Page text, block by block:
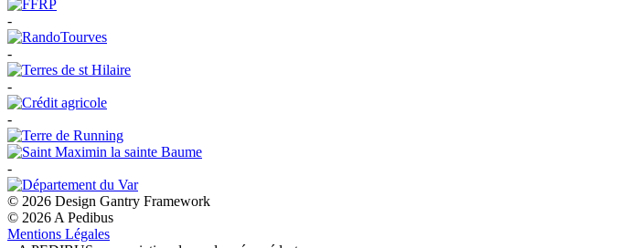
-
-
-
-
-
© 2026 Design Gantry Framework
© 2026 A Pedibus
Mentions Légales